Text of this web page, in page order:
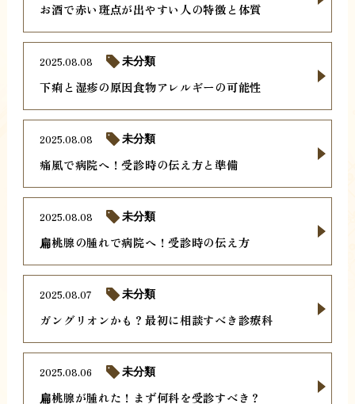
お酒で赤い斑点が出やすい人の特徴と体質
下痢と湿疹の原因食物アレルギーの可能性
2025.08.08 未分類
痛風で病院へ！受診時の伝え方と準備
2025.08.08 未分類
扁桃腺の腫れで病院へ！受診時の伝え方
2025.08.08 未分類
ガングリオンかも？最初に相談すべき診療科
2025.08.07 未分類
扁桃腺が腫れた！まず何科を受診すべき？
2025.08.06 未分類